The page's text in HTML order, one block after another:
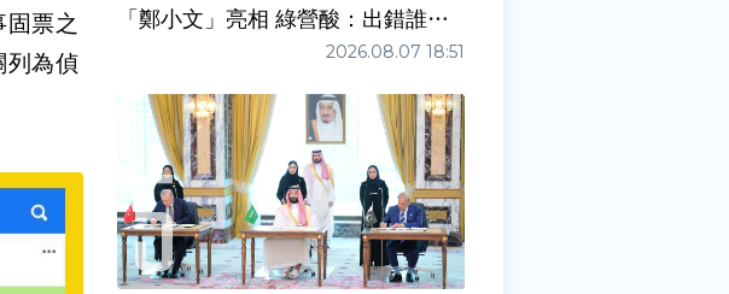
票之
列為偵
「鄭小文」亮相 綠營酸：出錯誰負
2026.08.07 18:51